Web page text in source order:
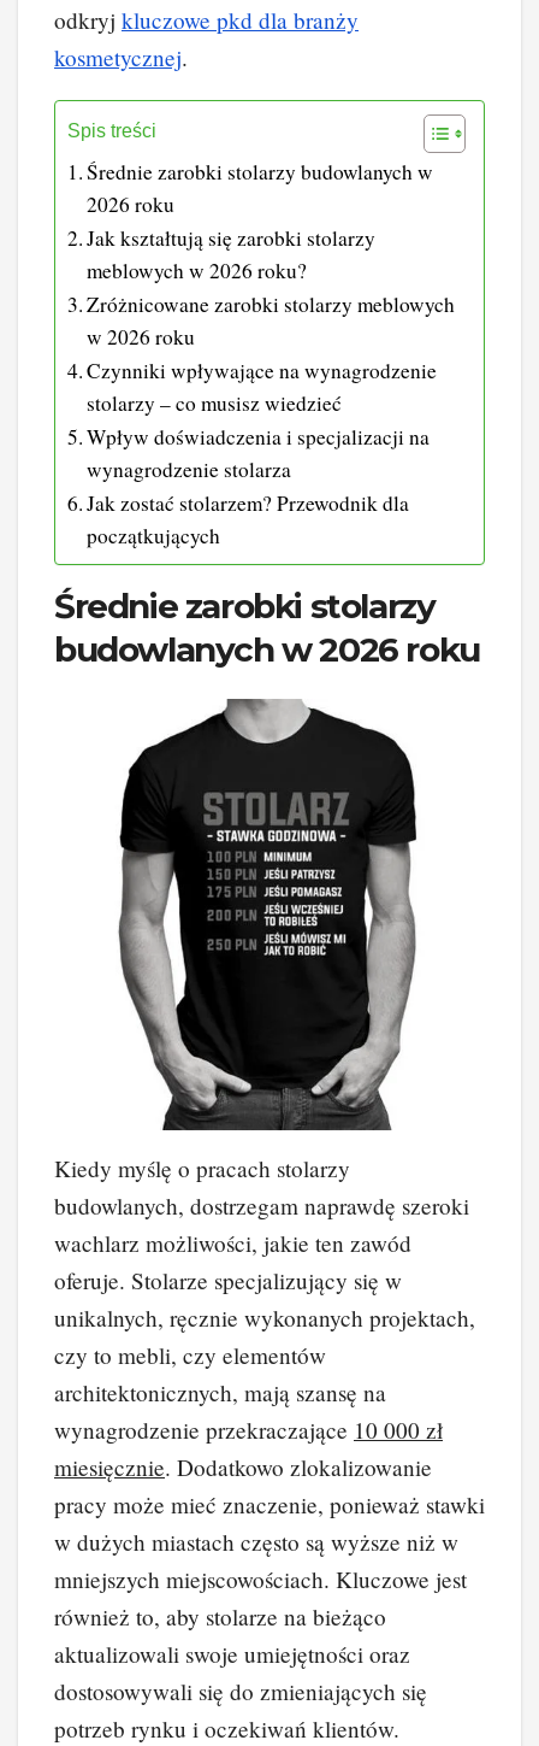
odkryj kluczowe pkd dla branży
kosmetycznej.
Spis treści
Średnie zarobki stolarzy budowlanych w
2026 roku
Jak kształtują się zarobki stolarzy
meblowych w 2026 roku?
Zróżnicowane zarobki stolarzy meblowych
w 2026 roku
Czynniki wpływające na wynagrodzenie
stolarzy – co musisz wiedzieć
Wpływ doświadczenia i specjalizacji na
wynagrodzenie stolarza
Jak zostać stolarzem? Przewodnik dla
początkujących
Średnie zarobki stolarzy
budowlanych w 2026 roku
Kiedy myślę o pracach stolarzy
budowlanych, dostrzegam naprawdę szeroki
wachlarz możliwości, jakie ten zawód
oferuje. Stolarze specjalizujący się w
unikalnych, ręcznie wykonanych projektach,
czy to mebli, czy elementów
architektonicznych, mają szansę na
wynagrodzenie przekraczające 10 000 zł
miesięcznie. Dodatkowo zlokalizowanie
pracy może mieć znaczenie, ponieważ stawki
w dużych miastach często są wyższe niż w
mniejszych miejscowościach. Kluczowe jest
również to, aby stolarze na bieżąco
aktualizowali swoje umiejętności oraz
dostosowywali się do zmieniających się
potrzeb rynku i oczekiwań klientów.